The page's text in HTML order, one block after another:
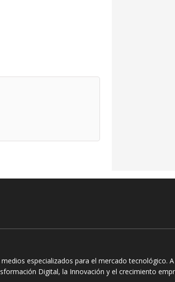
especializados para el mercado tecnológico.
Digital, la Innovación y el crecimiento